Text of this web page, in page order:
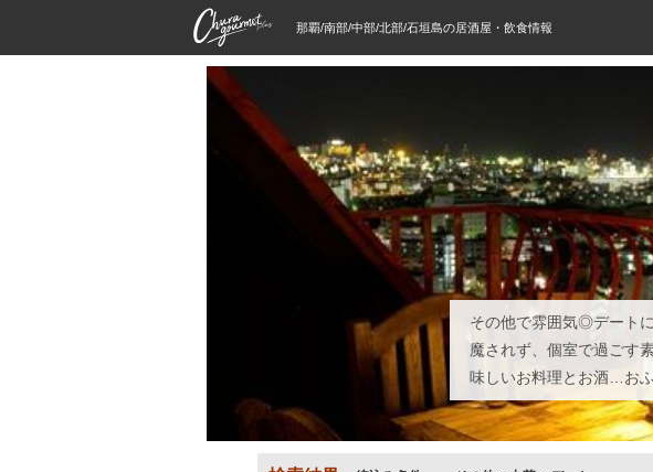
那覇/南部/中部/北部/石垣島の居酒屋・飲食情報
その他で雰囲気◎デート
魔されず、個室で過ごす
味しいお料理とお酒…お